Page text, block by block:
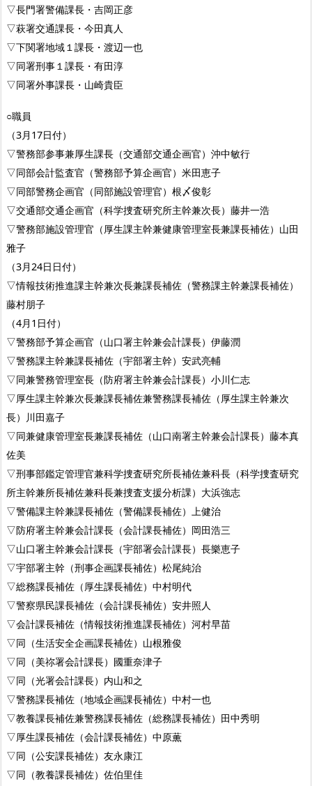
▽長門署警備課長・吉岡正彦
▽萩署交通課長・今田真人
▽下関署地域１課長・渡辺一也
▽同署刑事１課長・有田淳
▽同署外事課長・山崎貴臣
○職員
（3月17日付）
▽警務部参事兼厚生課長（交通部交通企画官）沖中敏行
▽同部会計監査官（警務部予算企画官）米田恵子
▽同部警務企画官（同部施設管理官）根〆俊彰
▽交通部交通企画官（科学捜査研究所主幹兼次長）藤井一浩
▽警務部施設管理官（厚生課主幹兼健康管理室長兼課長補佐）山田
雅子
（3月24日日付）
▽情報技術推進課主幹兼次長兼課長補佐（警務課主幹兼課長補佐）
藤村朋子
（4月1日付）
▽警務部予算企画官（山口署主幹兼会計課長）伊藤潤
▽警務課主幹兼課長補佐（宇部署主幹）安武亮輔
▽同兼警務管理室長（防府署主幹兼会計課長）小川仁志
▽厚生課主幹兼次長兼課長補佐兼警務課長補佐（厚生課主幹兼次
長）川田嘉子
▽同兼健康管理室長兼課長補佐（山口南署主幹兼会計課長）藤本真
佐美
▽刑事部鑑定管理官兼科学捜査研究所長補佐兼科長（科学捜査研究
所主幹兼所長補佐兼科長兼捜査支援分析課）大浜強志
▽警備課主幹兼課長補佐（警備課長補佐）上健治
▽防府署主幹兼会計課長（会計課長補佐）岡田浩三
▽山口署主幹兼会計課長（宇部署会計課長）長樂恵子
▽宇部署主幹（刑事企画課長補佐）松尾純治
▽総務課長補佐（厚生課長補佐）中村明代
▽警察県民課長補佐（会計課長補佐）安井照人
▽会計課長補佐（情報技術推進課長補佐）河村早苗
▽同（生活安全企画課長補佐）山根雅俊
▽同（美祢署会計課長）國重奈津子
▽同（光署会計課長）内山和之
▽警務課長補佐（地域企画課長補佐）中村一也
▽教養課長補佐兼警務課長補佐（総務課長補佐）田中秀明
▽厚生課長補佐（会計課長補佐）中原薫
▽同（公安課長補佐）友永康江
▽同（教養課長補佐）佐伯里佳